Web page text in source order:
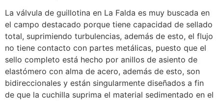
La válvula de guillotina en La Falda es muy buscada en
el campo destacado porque tiene capacidad de sellado
total, suprimiendo turbulencias, además de esto, el flujo
no tiene contacto con partes metálicas, puesto que el
sello completo está hecho por anillos de asiento de
elastómero con alma de acero, además de esto, son
bidireccionales y están singularmente diseñados a fin
de que la cuchilla suprima el material sedimentado en el